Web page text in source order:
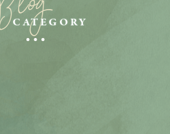
CATEGORY